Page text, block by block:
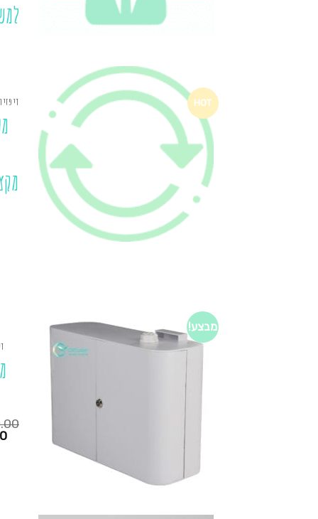
HOT
מבצע!
המחיר